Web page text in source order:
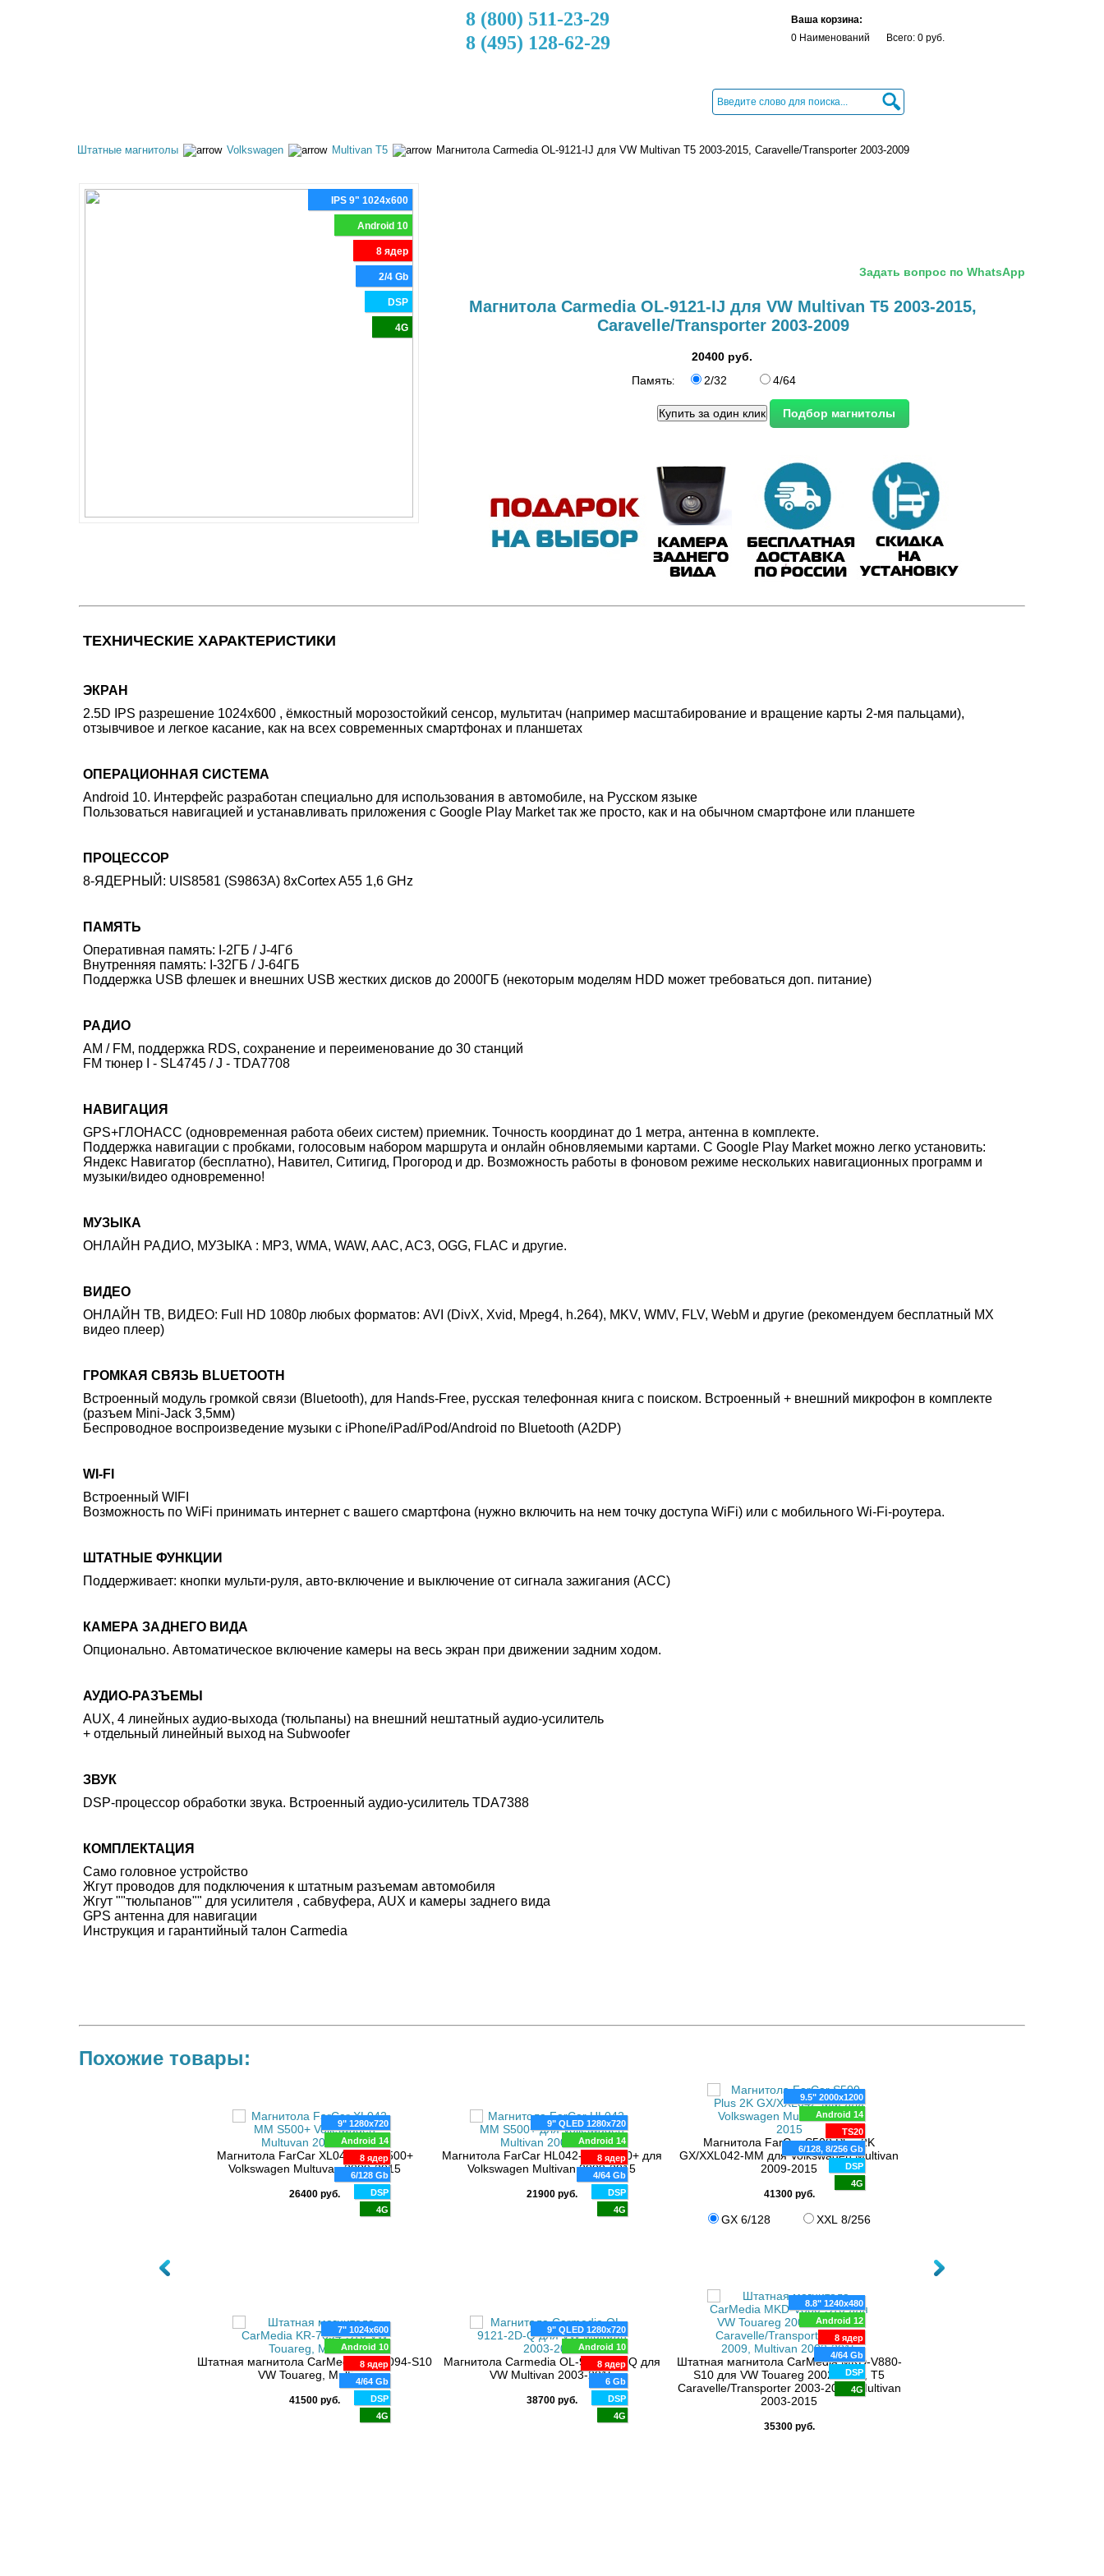
8 (800) 511-23-29
8 (495) 128-62-29
Ваша корзина:
0 Наименований
Всего: 0 руб.
Штатные магнитолы Volkswagen Multivan T5 Магнитола Carmedia OL-9121-IJ для VW Multivan T5 2003-2015, Caravelle/Transporter 2003-2009
IPS 9" 1024x600
Android 10
8 ядер
2/4 Gb
DSP
4G
Задать вопрос по WhatsApp
Магнитола Carmedia OL-9121-IJ для VW Multivan T5 2003-2015,
Caravelle/Transporter 2003-2009
20400 руб.
Память: 2/32 4/64
ТЕХНИЧЕСКИЕ ХАРАКТЕРИСТИКИ
ЭКРАН
2.5D IPS разрешение 1024x600 , ёмкостный морозостойкий сенсор, мультитач (например масштабирование и вращение карты 2-мя пальцами),
отзывчивое и легкое касание, как на всех современных смартфонах и планшетах
ОПЕРАЦИОННАЯ СИСТЕМА
Android 10. Интерфейс разработан специально для использования в автомобиле, на Русском языке
Пользоваться навигацией и устанавливать приложения с Google Play Market так же просто, как и на обычном смартфоне или планшете
ПРОЦЕССОР
8-ЯДЕРНЫЙ: UIS8581 (S9863A) 8xCortex A55 1,6 GHz
ПАМЯТЬ
Оперативная память: I-2ГБ / J-4Гб
Внутренняя память: I-32ГБ / J-64ГБ
Поддержка USB флешек и внешних USB жестких дисков до 2000ГБ (некоторым моделям HDD может требоваться доп. питание)
РАДИО
AM / FM, поддержка RDS, сохранение и переименование до 30 станций
FM тюнер
I - SL4745 / J - TDA7708
НАВИГАЦИЯ
GPS+ГЛОНАСС (одновременная работа обеих систем) приемник. Точность координат до 1 метра, антенна в комплекте.
Поддержка навигации с пробками, голосовым набором маршрута и онлайн обновляемыми картами. С Google Play Market можно легко установить:
Яндекс Навигатор (бесплатно), Навител, Ситигид, Прогород и др. Возможность работы в фоновом режиме нескольких навигационных программ и
музыки/видео одновременно!
МУЗЫКА
ОНЛАЙН РАДИО, МУЗЫКА : MP3, WMA, WAW, AAC, AC3, OGG, FLAC и другие.
ВИДЕО
ОНЛАЙН ТВ, ВИДЕО: Full HD 1080p любых форматов: AVI (DivX, Xvid, Mpeg4, h.264), MKV, WMV, FLV, WebM и другие (рекомендуем бесплатный MX
видео плеер)
ГРОМКАЯ СВЯЗЬ BLUETOOTH
Встроенный модуль громкой связи (Bluetooth), для Hands-Free, русская телефонная книга с поиском. Встроенный + внешний микрофон в комплекте
(разъем Mini-Jack 3,5мм)
Беспроводное воспроизведение музыки с iPhone/iPad/iPod/Android по Bluetooth (A2DP)
WI-FI
Встроенный WIFI
Возможность по WiFi принимать интернет с вашего смартфона (нужно включить на нем точку доступа WiFi) или с мобильного Wi-Fi-роутера.
ШТАТНЫЕ ФУНКЦИИ
Поддерживает: кнопки мульти-руля, авто-включение и выключение от сигнала зажигания (ACC)
КАМЕРА ЗАДНЕГО ВИДА
Опционально. Автоматическое включение камеры на весь экран при движении задним ходом.
АУДИО-РАЗЪЕМЫ
AUX, 4 линейных аудио-выхода (тюльпаны) на внешний нештатный аудио-усилитель
+ отдельный линейный выход на Subwoofer
ЗВУК
DSP-процессор обработки звука. Встроенный аудио-усилитель TDA7388
КОМПЛЕКТАЦИЯ
Само головное устройство
Жгут проводов для подключения к штатным разъемам автомобиля
Жгут ""тюльпанов"" для усилителя , сабвуфера, AUX и камеры заднего вида
GPS антенна для навигации
Инструкция и гарантийный талон Carmedia
Похожие товары:
9" 1280x720
Android 14
8 ядер
6/128 Gb
DSP
4G
Магнитола FarCar XL042-MM S500+
Volkswagen Multuvan 2009-2015
26400 руб.
9" QLED 1280x720
Android 14
8 ядер
4/64 Gb
DSP
4G
Магнитола FarCar HL042-MM S500+ для
Volkswagen Multivan 2009-2015
21900 руб.
9.5" 2000x1200
Android 14
TS20
6/128, 8/256 Gb
DSP
4G
Магнитола FarCar S500 Plus 2K
GX/XXL042-MM для Volkswagen Multivan
2009-2015
41300 руб.
GX 6/128 XXL 8/256
7" 1024x600
Android 10
8 ядер
4/64 Gb
DSP
4G
Штатная магнитола CarMedia KR-7094-S10
VW Touareg, Multivan
41500 руб.
9" QLED 1280x720
Android 10
8 ядер
6 Gb
DSP
4G
Магнитола Carmedia OL-9121-2D-Q для
VW Multivan 2003-2015
38700 руб.
8.8" 1240x480
Android 12
8 ядер
4/64 Gb
DSP
4G
Штатная магнитола CarMedia MKD-V880-
S10 для VW Touareg 2002-2010, T5
Caravelle/Transporter 2003-2009, Multivan
2003-2015
35300 руб.